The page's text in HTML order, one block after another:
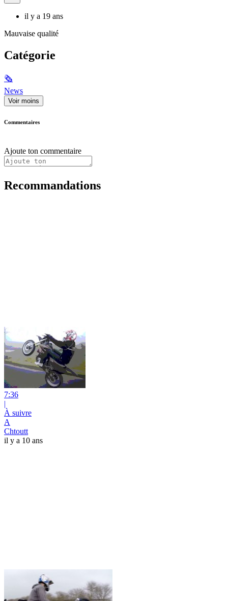
il y a 19 ans
Mauvaise qualité
Catégorie
🗞
News
Voir moins
Commentaires
Ajoute ton commentaire
Recommandations
7:36
|
À suivre
A
Chtoutt
il y a 10 ans